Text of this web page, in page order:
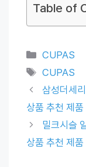
Table of
Categories
CUPAS
Tags
CUPAS
삼성더세
상품 추천 제
밀크시슬
상품 추천 제